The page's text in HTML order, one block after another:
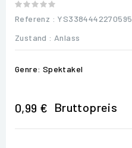
Referenz : YS3384442270595
Zustand : Anlass
Genre: Spektakel
0,99 € Bruttopreis